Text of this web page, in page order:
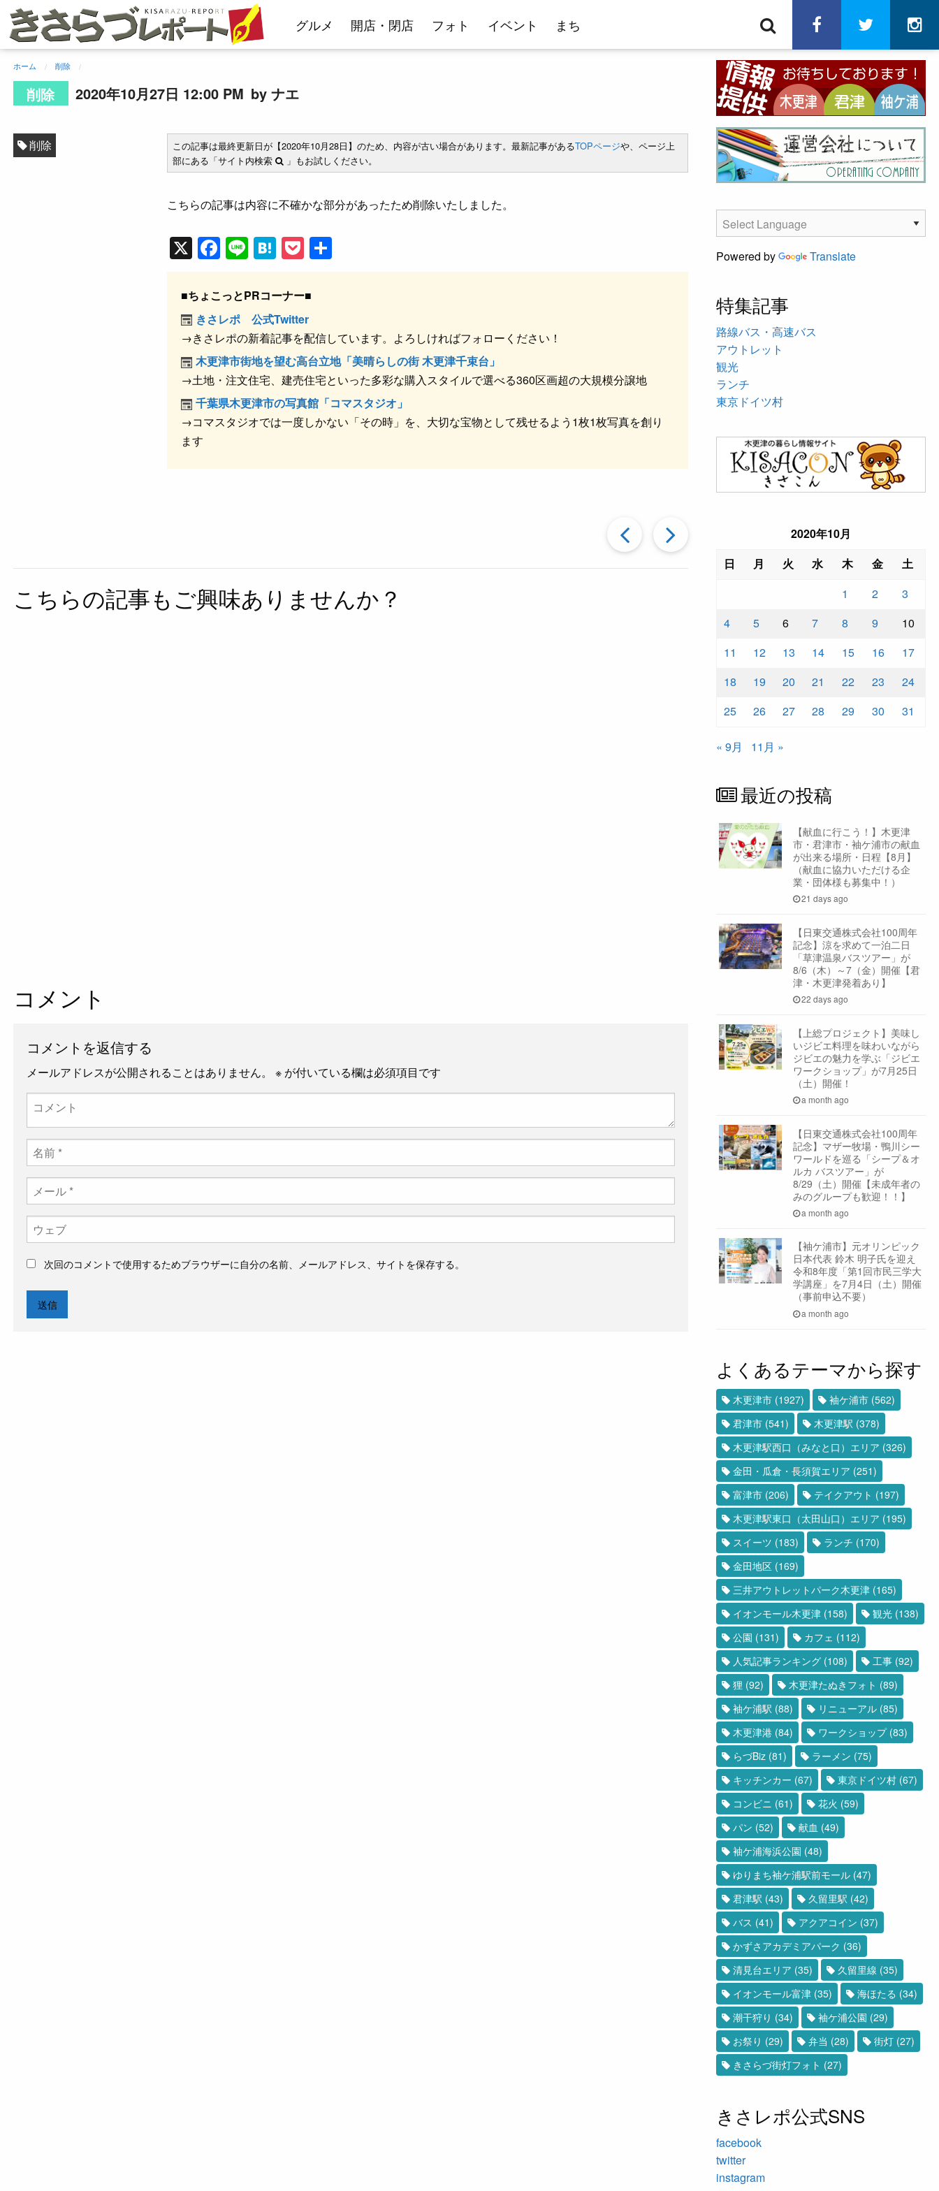
テ
グルメ 開店・閉店 フォト イベント まち facebooktwitter
ホーム 削除
削除 2020年10月27日 12:00 PM by ナエ
この記事は最終更新日が【2020年10月28日】のため、内容が古い場合があります。最新記事があるTOPページや、ページ上
部にある「サイト内検索
」もお試しください。
こちらの記事は内容に不確かな部分があったため削除いたしました。
X F
a
c
e
b
o
o
k
Li
n
e
H
at
e
n
a
P
o
ck
et
有
■ちょこっとPRコーナー■
きさレポ 公式Twitter
→きさレポの新着記事を配信しています。よろしければフォローください！
木更津市街地を望む高台立地「美晴らしの街 木更津千束台」
→土地・注文住宅、建売住宅といった多彩な購入スタイルで選べる360区画超の大規模分譲地
千葉県木更津市の写真館「コマスタジオ」
→コマスタジオでは一度しかない「その時」を、大切な宝物として残せるよう1枚1枚写真を創り
ます
削除
過
去 の
こちらの記事もご興味ありませんか？
コメント
コメントを返信する
メールアドレスが公開されることはありません。 ※ が付いている欄は必須項目です
次回のコメントで使用するためブラウザーに自分の名前、メールアドレス、サイトを保存する。
Powered by Translate
特集記事
路線バス・高速バス
アウトレット
観光
ランチ
東京ドイツ村
2020年10月
日
月 火 水 木 金
土
1
2
3
4
5 6 7 8 9
10
11
12 13 14 15 16
17
18
19 20 21 22 23
24
25
26 27 28 29 30 31
« 9月 11月 »
最近の投稿
【献血に行こう！】木更津
市・君津市・袖ケ浦市の献血
が出来る場所・日程【8月】
（献血に協力いただける企
業・団体様も募集中！）
21 days ago
【日東交通株式会社100周年
記念】涼を求めて一泊二日
「草津温泉バスツアー」が
8/6（木）～7（金）開催【君
津・木更津発着あり】
22 days ago
【上総プロジェクト】美味し
いジビエ料理を味わいながら
ジビエの魅力を学ぶ「ジビエ
ワークショップ」が7月25日
（土）開催！
a month ago
【日東交通株式会社100周年
記念】マザー牧場・鴨川シー
ワールドを巡る「シープ＆オ
ルカ バスツアー」が
8/29（土）開催【未成年者の
みのグループも歓迎！！】
a month ago
【袖ケ浦市】元オリンピック
日本代表 鈴木 明子氏を迎え
令和8年度「第1回市民三学大
学講座」を7月4日（土）開催
（事前申込不要）
a month ago
よくあるテーマから探す
木更津市(1927) 袖ケ浦市(562)
君津市(541) 木更津駅 (378)
木更津駅西口（みなと口）エリア (326)
金田・瓜倉・長須賀エリア (251)
富津市(206) テイクアウト (197)
木更津駅東口（太田山口）エリア (195)
スイーツ (183) ランチ (170)
金田地区(169)
三井アウトレットパーク木更津(165)
イオンモール木更津(158) 観光(138)
公園 (131) カフェ (112)
人気記事ランキング(108) 工事(92)
狸 (92) 木更津たぬきフォト (89)
袖ケ浦駅 (88) リニューアル(85)
木更津港(84) ワークショップ(83)
らづBiz(81) ラーメン (75)
キッチンカー (67) 東京ドイツ村(67)
コンビニ (61) 花火 (59)
パン (52) 献血 (49)
袖ケ浦海浜公園 (48)
ゆりまち袖ケ浦駅前モール(47)
君津駅 (43) 久留里駅 (42)
バス (41) アクアコイン (37)
かずさアカデミアパーク (36)
清見台エリア (35) 久留里線 (35)
イオンモール富津(35) 海ほたる (34)
潮干狩り (34) 袖ケ浦公園 (29)
お祭り (29) 弁当 (28) 街灯(27)
きさらづ街灯フォト (27)
きさレポ公式SNS
facebook
twitter
instagram